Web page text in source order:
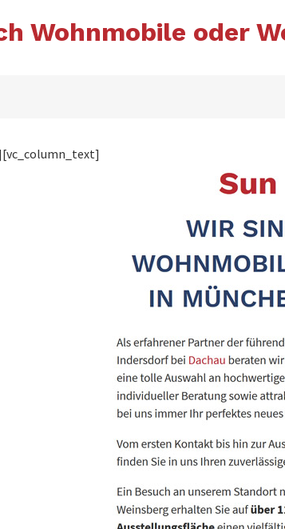
Wohnmobile oder